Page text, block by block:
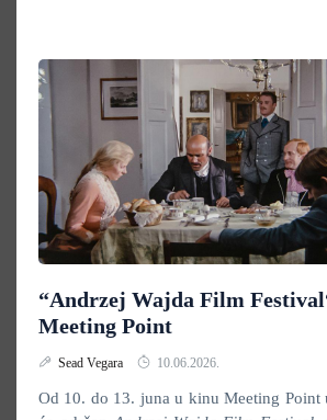
“Andrzej Wajda Film
Meeting Point
Sead Vegara 10.06.2026.
Od 10. do 13. juna u kinu Meeting Point